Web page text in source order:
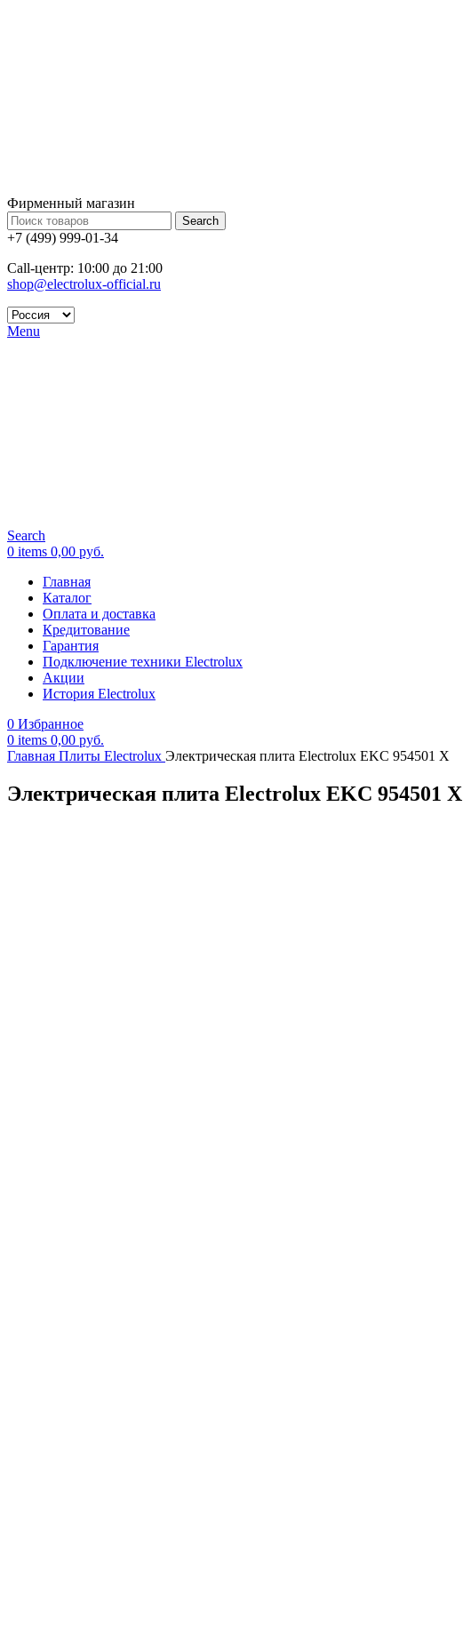
Фирменный магазин
Search
+7 (499) 999-01-34
Call-центр: 10:00 до 21:00
shop@electrolux-official.ru
Menu
Search
0 items 0,00 руб.
Главная
Каталог
Оплата и доставка
Кредитование
Гарантия
Подключение техники Electrolux
Акции
История Electrolux
0 Избранное
0 items 0,00 руб.
Главная Плиты Electrolux Электрическая плита Electrolux EKC 954501 X
Электрическая плита Electrolux EKC 954501 X